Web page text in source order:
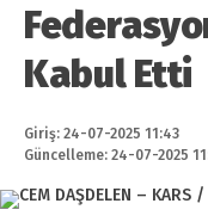
Kabul Etti
Giriş: 24-07-2025 11:43
Güncelleme: 24-07-2025